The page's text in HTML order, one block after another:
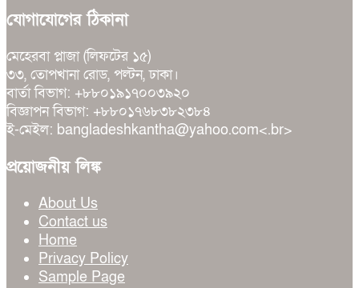
যোগাযোগের ঠিকানা
মেহেরবা প্লাজা (লিফটের ১৫)
৩৩, তোপখানা রোড, পল্টন, ঢাকা।
বার্তা বিভাগ: +৮৮০১৯১৭০০৩৯২০
বিজ্ঞাপন বিভাগ: +৮৮০১৭৬৮৩৮২৩৮৪
ই-মেইল: bangladeshkantha@yahoo.com<.br>
প্রয়োজনীয় লিঙ্ক
About Us
Contact us
Home
Privacy Policy
Sample Page